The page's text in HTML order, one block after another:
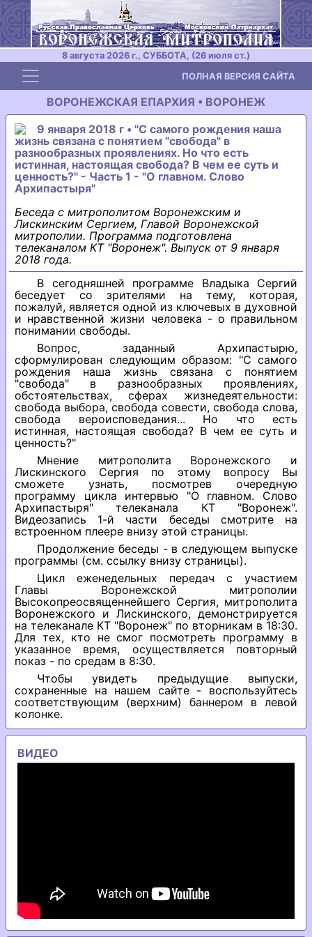
8 августа 2026 г., СУББОТА, (26 июля ст.)
Toggle navigation ПОЛНАЯ ВЕРСИЯ САЙТА
ВОРОНЕЖСКАЯ ЕПАРХИЯ • ВОРОНЕЖ
9 января 2018 г • "С самого рождения наша
жизнь связана с понятием "свобода" в
разнообразных проявлениях. Но что есть
истинная, настоящая свобода? В чем ее суть и
ценность?" - Часть 1 - "О главном. Слово
Архипастыря"
Беседа с митрополитом Воронежским и
Лискинским Сергием, Главой Воронежской
митрополии. Программа подготовлена
телеканалом КТ "Воронеж". Выпуск от 9 января
2018 года.
В сегодняшней программе Владыка Сергий
беседует со зрителями на тему, которая,
пожалуй, является одной из ключевых в духовной
и нравственной жизни человека - о правильном
понимании свободы.
Вопрос, заданный Архипастырю,
сформулирован следующим образом: "С самого
рождения наша жизнь связана с понятием
"свобода" в разнообразных проявлениях,
обстоятельствах, сферах жизнедеятельности:
свобода выбора, свобода совести, свобода слова,
свобода вероисповедания... Но что есть
истинная, настоящая свобода? В чем ее суть и
ценность?"
Мнение митрополита Воронежского и
Лискинского Сергия по этому вопросу Вы
сможете узнать, посмотрев очередную
программу цикла интервью "О главном. Слово
Архипастыря" телеканала КТ "Воронеж".
Видеозапись 1-й части беседы смотрите на
встроенном плеере внизу этой страницы.
Продолжение беседы - в следующем выпуске
программы (см. ссылку внизу страницы).
Цикл еженедельных передач с участием
Главы Воронежской митрополии
Высокопреосвященнейшего Сергия, митрополита
Воронежского и Лискинского, демонстрируется
на телеканале КТ "Воронеж" по вторникам в 18:30.
Для тех, кто не смог посмотреть программу в
указанное время, осуществляется повторный
показ - по средам в 8:30.
Чтобы увидеть предыдущие выпуски,
сохраненные на нашем сайте - воспользуйтесь
соответствующим (верхним) баннером в левой
колонке.
ВИДЕО